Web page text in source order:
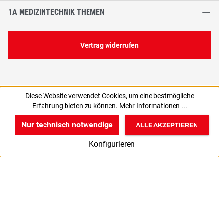
1A MEDIZINTECHNIK THEMEN
Vertrag widerrufen
Diese Website verwendet Cookies, um eine bestmögliche
Erfahrung bieten zu können. Mehr Informationen ...
Nur technisch notwendige
Konfigurieren
ALLE AKZEPTIEREN
v
Produkte
B